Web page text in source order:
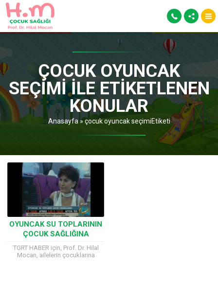
ÇOCUK OYUNCAK
SEÇIMI ILE ETIKETLENEN
KONULAR
Anasayfa» çocuk oyuncak seçimiEtiketi
OYUNCAK SU TOPLARININ
ÇOCUK SAĞLIĞINA
OLUMSUZ ETKILERI
TGRT HABER için, Prof. Dr. Hilal
Mocan, ailelerin çocuklarına